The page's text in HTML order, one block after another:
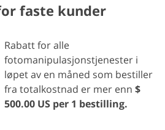
faste kunder
Rabatt for alle
fotomanipulasjonstjenester i
løpet av en måned som bestiller
fra totalkostnad er mer enn $
500.00 US per 1 bestilling.